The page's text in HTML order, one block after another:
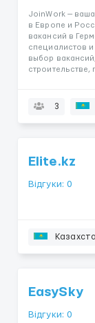
JoinWork —
в Европе и
вакансий в
специалистов
выбор
строительстве,
3
Elite.kz
Відгуки: 0
EasySky
Відгуки: 0